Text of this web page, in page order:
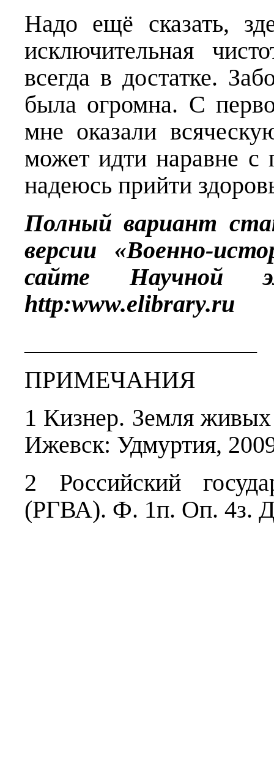
Надо ещё сказать,
исключительная
всегда в достатке.
была огромна. С
мне оказали
может идти наравне
надеюсь прийти
Полный вариант
версии «Военно-
сайте Научной
http:www.elibrary.ru
ПРИМЕЧАНИЯ
1 Кизнер. Земля
Ижевск: Удмуртия,
2 Российский
(РГВА). Ф. 1п. Оп. 4з.